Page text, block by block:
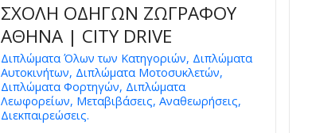
ΣΧΟΛΗ ΟΔΗΓΩΝ ΖΩΓΡΑΦΟΥ
ΑΘΗΝΑ | CITY DRIVE
Διπλώματα Όλων των Κατηγοριών, Διπλώματα
Αυτοκινήτων, Διπλώματα Μοτοσυκλετών,
Διπλώματα Φορτηγών, Διπλώματα
Λεωφορείων, Μεταβιβάσεις, Αναθεωρήσεις,
Διεκπαιρεώσεις.